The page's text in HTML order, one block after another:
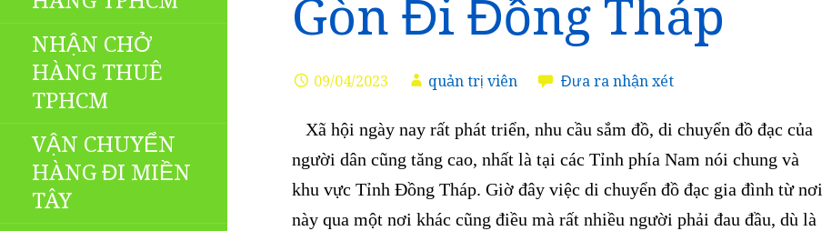
NHẬN CHỞ
HÀNG THUÊ
TPHCM
VẬN CHUYỂN
HÀNG ĐI MIỀN
TÂY
Gòn Đi Đồng Tháp
09/04/2023 quản trị viên Đưa ra nhận xét
Xã hội ngày nay rất phát triển, nhu cầu sắm đồ, di chuyển đồ đạc của
người dân cũng tăng cao, nhất là tại các Tỉnh phía Nam nói chung và
khu vực Tỉnh Đồng Tháp. Giờ đây việc di chuyển đồ đạc gia đình từ nơi
này qua một nơi khác cũng điều mà rất nhiều người phải đau đầu, dù là